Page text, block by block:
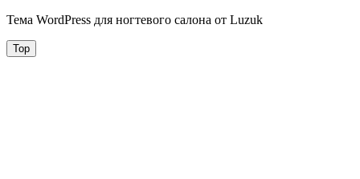
Тема WordPress для ногтевого салона от Luzuk
Top